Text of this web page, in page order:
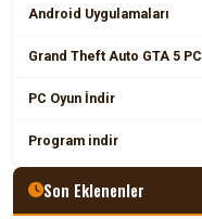
Android Uygulamaları
Grand Theft Auto GTA 5 PC
PC Oyun İndir
Program indir
Son Eklenenler